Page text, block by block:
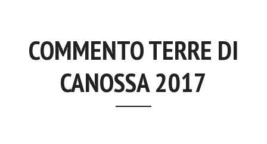
COMMENTO TERRE DI
CANOSSA 2017